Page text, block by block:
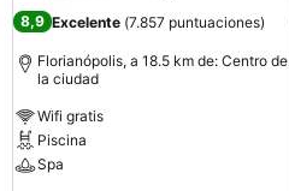
8,9 Excelente (7.857 puntuaciones)
Florianópolis, a 18.5 km de: Centro de
la ciudad
Wifi gratis
Piscina
Spa